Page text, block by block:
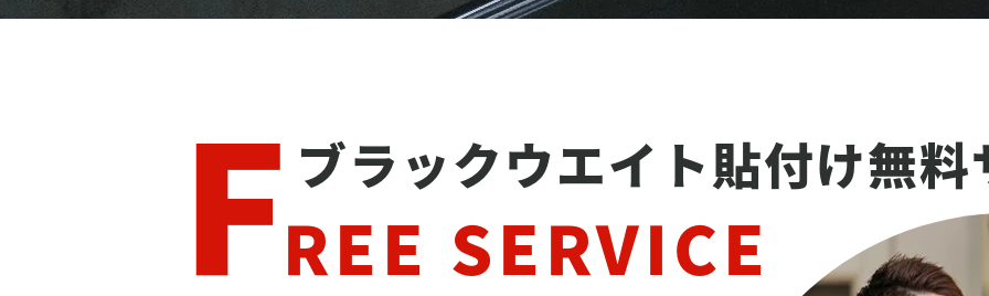
ブラックウエイト貼付け無
FREE SERVICE